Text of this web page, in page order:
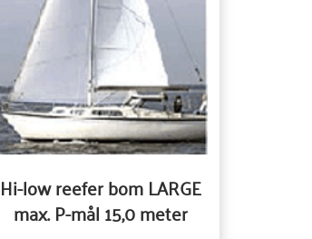
Hi-low reefer bom LARGE
max. P-mål 15,0 meter